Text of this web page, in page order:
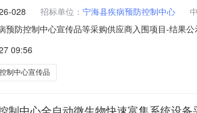
028 招标单位： 宁海县疾病预防控制中心
预防控制中心宣传品等采购供应商入围项目-结果
项目序号招标内容数量入围单位一宁海县疾病预
04月27
09:56
制中心宣传品